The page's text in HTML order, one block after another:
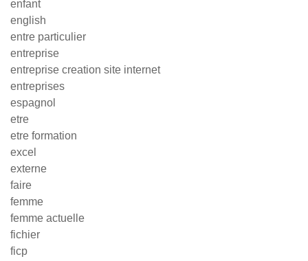
enfant
english
entre particulier
entreprise
entreprise creation site internet
entreprises
espagnol
etre
etre formation
excel
externe
faire
femme
femme actuelle
fichier
ficp